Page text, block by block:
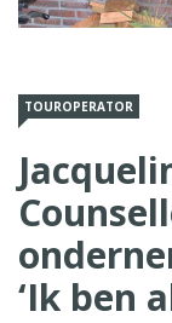
TOUROPERATOR
‘Ik ben